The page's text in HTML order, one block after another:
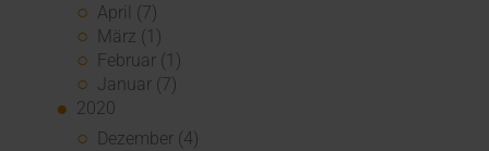
April (7)
März (1)
Februar (1)
Januar (7)
2020
Dezember (4)